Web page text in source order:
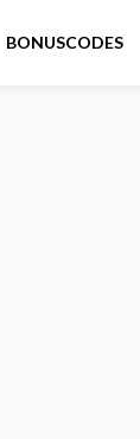
BONUSCODES